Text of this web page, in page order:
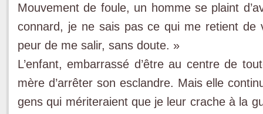
Mouvement de foule, un homme se plaint
connard, je ne sais pas ce qui me retient
peur de me salir, sans doute. »
L’enfant, embarrassé d’être au centre de
mère d’arrêter son esclandre. Mais elle
gens qui mériteraient que je leur crache à la